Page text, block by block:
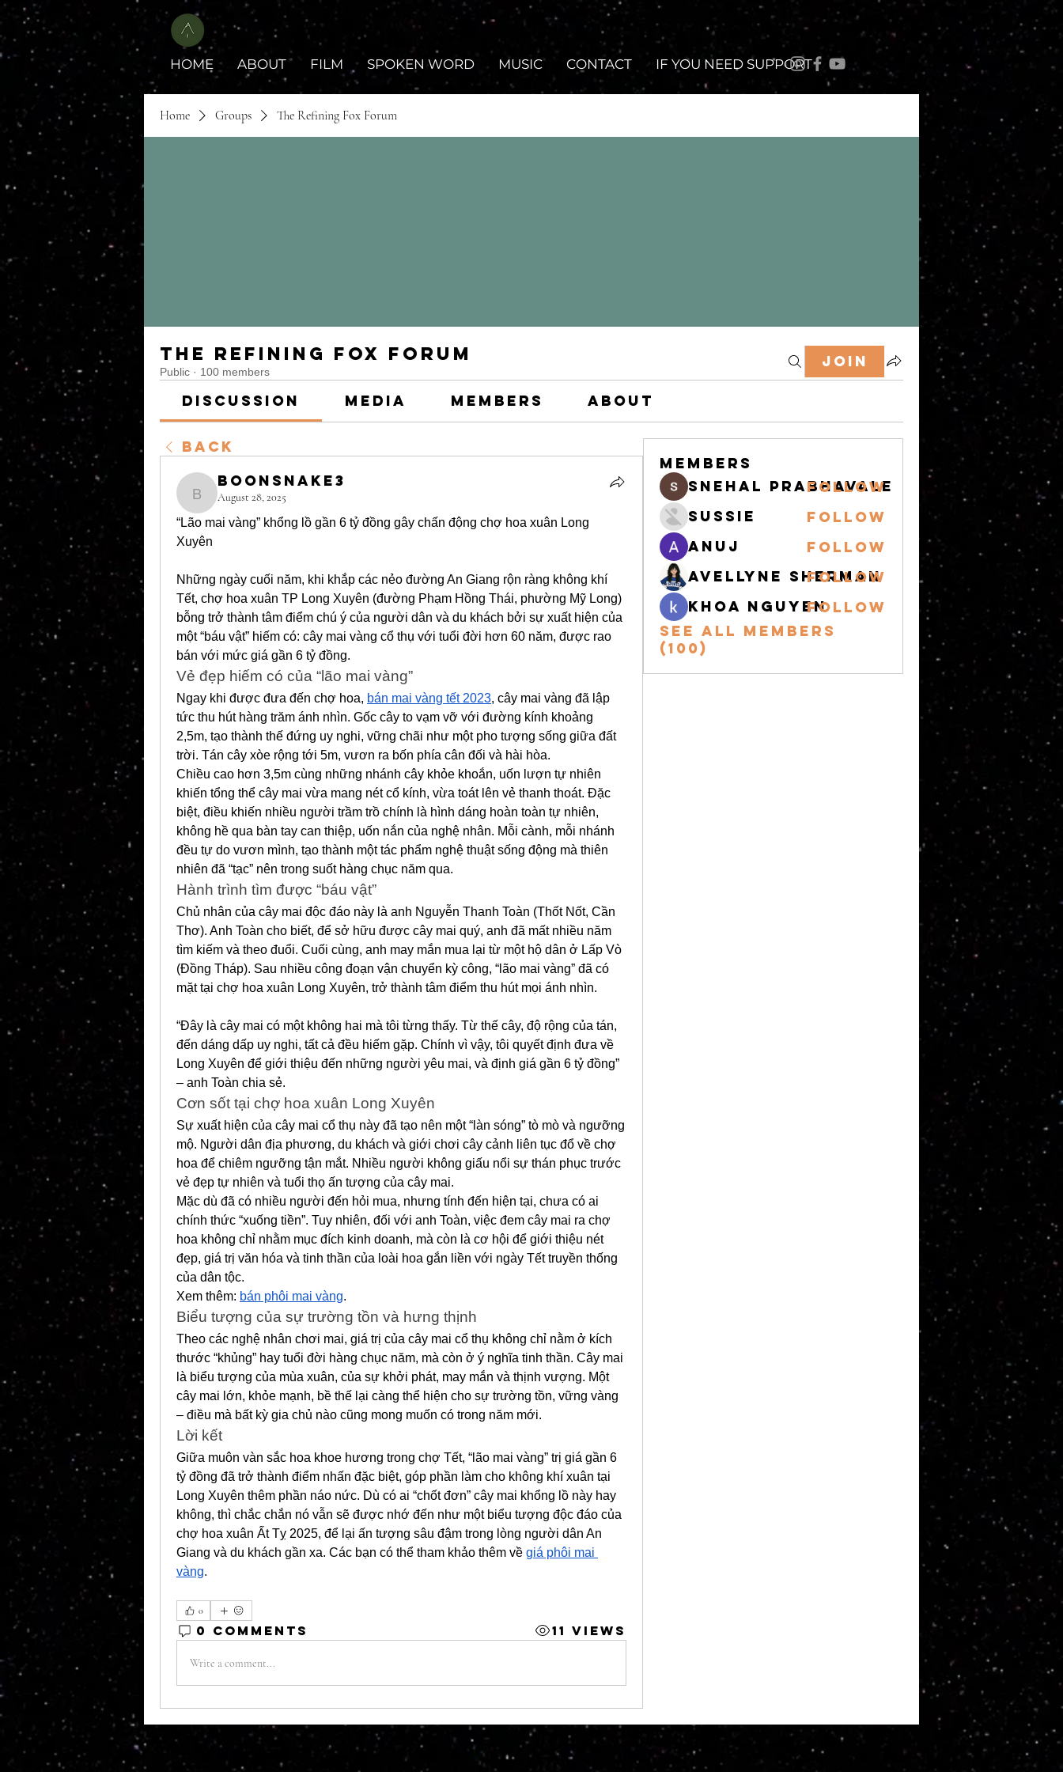
HOME ABOUT FILM SPOKEN WORD MUSIC CONTACT IF YOU NEED SUPPORT
Home Groups The Refining Fox Forum
The Refining Fox Forum
Public · 100 members
Join
Discussion Media Members About
Back
boonsnake3
boonsnake3
August 28, 2025
“Lão mai vàng” khổng lồ gần 6 tỷ đồng gây chấn động chợ hoa xuân Long
Xuyên
Những ngày cuối năm, khi khắp các nẻo đường An Giang rộn ràng không khí
Tết, chợ hoa xuân TP Long Xuyên (đường Phạm Hồng Thái, phường Mỹ Long)
bỗng trở thành tâm điểm chú ý của người dân và du khách bởi sự xuất hiện của
một “báu vật” hiếm có: cây mai vàng cổ thụ với tuổi đời hơn 60 năm, được rao
bán với mức giá gần 6 tỷ đồng.
Vẻ đẹp hiếm có của “lão mai vàng”
Ngay khi được đưa đến chợ hoa, bán mai vàng tết 2023, cây mai vàng đã lập
tức thu hút hàng trăm ánh nhìn. Gốc cây to vạm vỡ với đường kính khoảng
2,5m, tạo thành thế đứng uy nghi, vững chãi như một pho tượng sống giữa đất
trời. Tán cây xòe rộng tới 5m, vươn ra bốn phía cân đối và hài hòa.
Chiều cao hơn 3,5m cùng những nhánh cây khỏe khoắn, uốn lượn tự nhiên
khiến tổng thể cây mai vừa mang nét cổ kính, vừa toát lên vẻ thanh thoát. Đặc
biệt, điều khiến nhiều người trầm trồ chính là hình dáng hoàn toàn tự nhiên,
không hề qua bàn tay can thiệp, uốn nắn của nghệ nhân. Mỗi cành, mỗi nhánh
đều tự do vươn mình, tạo thành một tác phẩm nghệ thuật sống động mà thiên
nhiên đã “tạc” nên trong suốt hàng chục năm qua.
Hành trình tìm được “báu vật”
Chủ nhân của cây mai độc đáo này là anh Nguyễn Thanh Toàn (Thốt Nốt, Cần
Thơ). Anh Toàn cho biết, để sở hữu được cây mai quý, anh đã mất nhiều năm
tìm kiếm và theo đuổi. Cuối cùng, anh may mắn mua lại từ một hộ dân ở Lấp Vò
(Đồng Tháp). Sau nhiều công đoạn vận chuyển kỳ công, “lão mai vàng” đã có
mặt tại chợ hoa xuân Long Xuyên, trở thành tâm điểm thu hút mọi ánh nhìn.
“Đây là cây mai có một không hai mà tôi từng thấy. Từ thế cây, độ rộng của tán,
đến dáng dấp uy nghi, tất cả đều hiếm gặp. Chính vì vậy, tôi quyết định đưa về
Long Xuyên để giới thiệu đến những người yêu mai, và định giá gần 6 tỷ đồng”
– anh Toàn chia sẻ.
Cơn sốt tại chợ hoa xuân Long Xuyên
Sự xuất hiện của cây mai cổ thụ này đã tạo nên một “làn sóng” tò mò và ngưỡng
mộ. Người dân địa phương, du khách và giới chơi cây cảnh liên tục đổ về chợ
hoa để chiêm ngưỡng tận mắt. Nhiều người không giấu nổi sự thán phục trước
vẻ đẹp tự nhiên và tuổi thọ ấn tượng của cây mai.
Mặc dù đã có nhiều người đến hỏi mua, nhưng tính đến hiện tại, chưa có ai
chính thức “xuống tiền”. Tuy nhiên, đối với anh Toàn, việc đem cây mai ra chợ
hoa không chỉ nhằm mục đích kinh doanh, mà còn là cơ hội để giới thiệu nét
đẹp, giá trị văn hóa và tinh thần của loài hoa gắn liền với ngày Tết truyền thống
của dân tộc.
Xem thêm: bán phôi mai vàng.
Biểu tượng của sự trường tồn và hưng thịnh
Theo các nghệ nhân chơi mai, giá trị của cây mai cổ thụ không chỉ nằm ở kích
thước “khủng” hay tuổi đời hàng chục năm, mà còn ở ý nghĩa tinh thần. Cây mai
là biểu tượng của mùa xuân, của sự khởi phát, may mắn và thịnh vượng. Một
cây mai lớn, khỏe mạnh, bề thế lại càng thể hiện cho sự trường tồn, vững vàng
– điều mà bất kỳ gia chủ nào cũng mong muốn có trong năm mới.
Lời kết
Giữa muôn vàn sắc hoa khoe hương trong chợ Tết, “lão mai vàng” trị giá gần 6
tỷ đồng đã trở thành điểm nhấn đặc biệt, góp phần làm cho không khí xuân tại
Long Xuyên thêm phần náo nức. Dù có ai “chốt đơn” cây mai khổng lồ này hay
không, thì chắc chắn nó vẫn sẽ được nhớ đến như một biểu tượng độc đáo của
chợ hoa xuân Ất Tỵ 2025, để lại ấn tượng sâu đậm trong lòng người dân An
Giang và du khách gần xa. Các bạn có thể tham khảo thêm về giá phôi mai
vàng.
0
0 Comments 11 Views
Write a comment...
Members
snehal prabhavale
Follow
Sussie
Follow
Anuj
Follow
Avellyne Sherman
Follow
khoa nguyenFollow
See All Members
(100)
© 2023 by MATT WHITBY. Proudly created with